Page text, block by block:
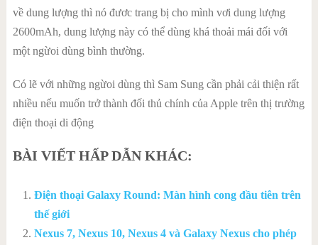
về dung lượng thì nó đươc trang bị cho mình vơi dung lượng
2600mAh, dung lượng này có thể dùng khá thoải mái đối với
một ngừoi dùng bình thường.
Có lẽ với những ngừoi dùng thì Sam Sung cần phải cải thiện rất
nhiều nếu muốn trở thành đối thủ chính của Apple trên thị trường
điện thoại di động
BÀI VIẾT HẤP DẪN KHÁC:
Điện thoại Galaxy Round: Màn hình cong đầu tiên trên
thế giới
Nexus 7, Nexus 10, Nexus 4 và Galaxy Nexus cho phép